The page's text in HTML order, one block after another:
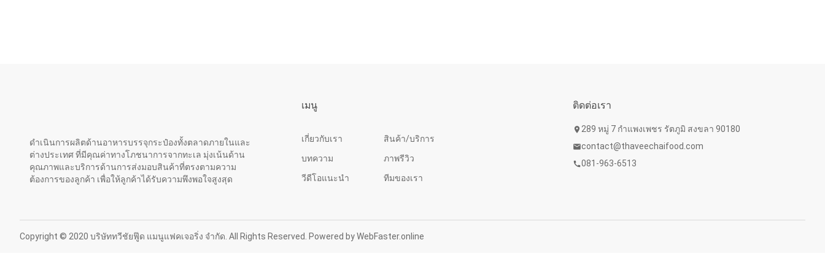
ดำเนินการผลิตด้านอาหารบรรจุกระป๋องทั้งตลาดภายในและ
ต่างประเทศ ที่มีคุณค่าทางโภชนาการจากทะเล มุ่งเน้นด้าน
คุณภาพและบริการด้านการส่งมอบสินค้าที่ตรงตามความ
ต้องการของลูกค้า เพื่อให้ลูกค้าได้รับความพึงพอใจสูงสุด
เมนู
เกี่ยวกับเรา
สินค้า/บริการ
บทความ
ภาพรีวิว
วีดีโอแนะนำ
ทีมของเรา
ติดต่อเรา
location_on289 หมู่ 7 กำแพงเพชร รัตภูมิ สงขลา 90180
mailcontact@thaveechaifood.com
call081-963-6513
Copyright © 2020 บริษัททวีชัยฟู๊ด แมนูแฟคเจอริ่ง จำกัด. All Rights Reserved. Powered byWebFaster.online